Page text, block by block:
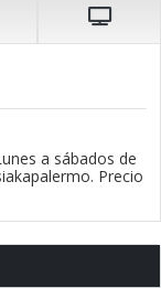
a sábados de
Precio